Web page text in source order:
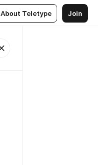
About Teletype Join